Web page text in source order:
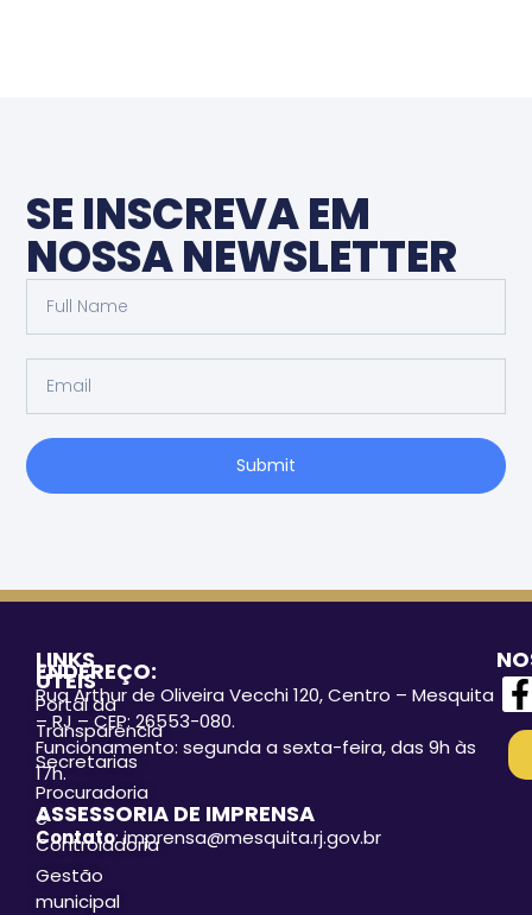
SE INSCREVA EM
NOSSA NEWSLETTER
Submit
LINKS
ÚTEIS
Portal da
Transparência
Secretarias
Procuradoria
e
Controladoria
Gestão
municipal
ENDEREÇO:
Rua Arthur de Oliveira Vecchi 120, Centro – Mesquita
– RJ – CEP: 26553-080.
Funcionamento: segunda a sexta-feira, das 9h às
17h.
ASSESSORIA DE IMPRENSA
Contato: imprensa@mesquita.rj.gov.br